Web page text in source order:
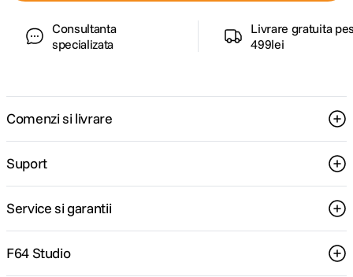
Consultanta
specializata
Livrare gratuita
499lei
Comenzi si livrare
Suport
Service si garantii
F64 Studio